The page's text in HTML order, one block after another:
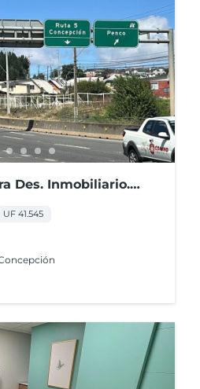
Des. Inmobiliario.
UF 41.545